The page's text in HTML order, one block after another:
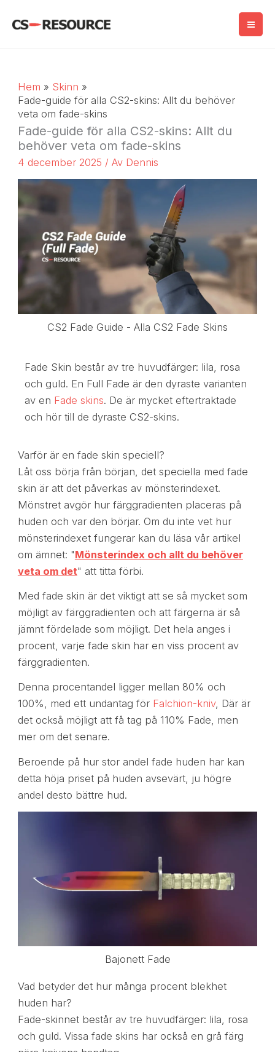
Hem
Skinn
Fade-guide för alla CS2-skins: Allt du behöver
veta om fade-skins
Fade-guide för alla CS2-skins: Allt du
behöver veta om fade-skins
4 december 2025 / Av Dennis
CS2 Fade Guide - Alla CS2 Fade Skins
Fade Skin består av tre huvudfärger: lila, rosa
och guld. En Full Fade är den dyraste varianten
av en Fade skins. De är mycket eftertraktade
och hör till de dyraste CS2-skins.
Varför är en fade skin speciell?
Låt oss börja från början, det speciella med fade
skin är att det påverkas av mönsterindexet.
Mönstret avgör hur färggradienten placeras på
huden och var den börjar. Om du inte vet hur
mönsterindexet fungerar kan du läsa vår artikel
om ämnet: "Mönsterindex och allt du behöver
veta om det" att titta förbi.
Med fade skin är det viktigt att se så mycket som
möjligt av färggradienten och att färgerna är så
jämnt fördelade som möjligt. Det hela anges i
procent, varje fade skin har en viss procent av
färggradienten.
Denna procentandel ligger mellan 80% och
100%, med ett undantag för Falchion-kniv, Där är
det också möjligt att få tag på 110% Fade, men
mer om det senare.
Beroende på hur stor andel fade huden har kan
detta höja priset på huden avsevärt, ju högre
andel desto bättre hud.
Bajonett Fade
Vad betyder det hur många procent blekhet
huden har?
Fade-skinnet består av tre huvudfärger: lila, rosa
och guld. Vissa fade skins har också en grå färg